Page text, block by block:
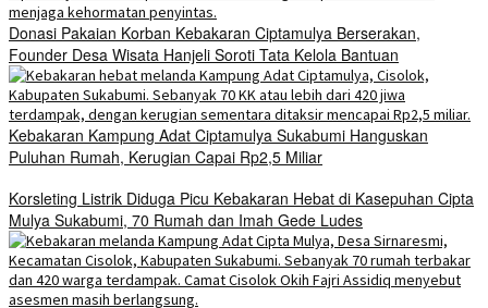
Donasi Pakaian Korban Kebakaran Ciptamulya Berserakan,
Founder Desa Wisata Hanjeli Soroti Tata Kelola Bantuan
Kebakaran Kampung Adat Ciptamulya Sukabumi Hanguskan
Puluhan Rumah, Kerugian Capai Rp2,5 Miliar
Korsleting Listrik Diduga Picu Kebakaran Hebat di Kasepuhan Cipta
Mulya Sukabumi, 70 Rumah dan Imah Gede Ludes